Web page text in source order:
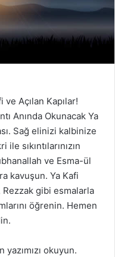
Açılan Kapılar!
Anında Okunacak Ya
Sağ elinizi kalbinize
sıkıntılarınızın
ve Esma-ül
kavuşun. Ya Kafi
gibi esmalarla
öğrenin. Hemen
yazımızı okuyun.